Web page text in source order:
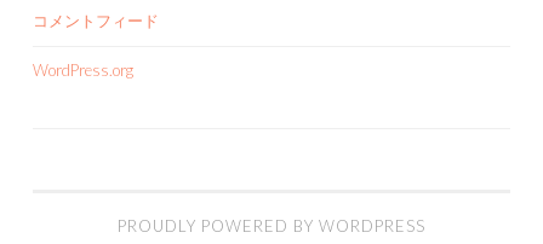
コメントフィード
WordPress.org
PROUDLY POWERED BY WORDPRESS